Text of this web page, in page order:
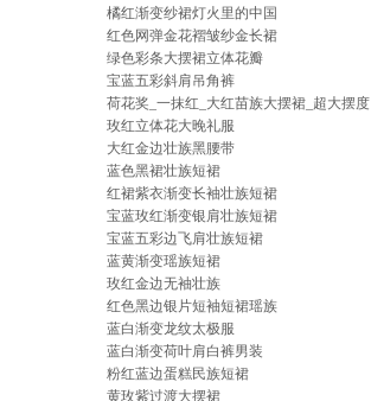
橘红渐变纱裙灯火里的中国
红色网弹金花褶皱纱金长裙
绿色彩条大摆裙立体花瓣
宝蓝五彩斜肩吊角裤
荷花奖_一抹红_大红苗族大摆裙_超大摆度
玫红立体花大晚礼服
大红金边壮族黑腰带
蓝色黑裙壮族短裙
红裙紫衣渐变长袖壮族短裙
宝蓝玫红渐变银肩壮族短裙
宝蓝五彩边飞肩壮族短裙
蓝黄渐变瑶族短裙
玫红金边无袖壮族
红色黑边银片短袖短裙瑶族
蓝白渐变龙纹太极服
蓝白渐变荷叶肩白裤男装
粉红蓝边蛋糕民族短裙
黄玫紫过渡大摆裙